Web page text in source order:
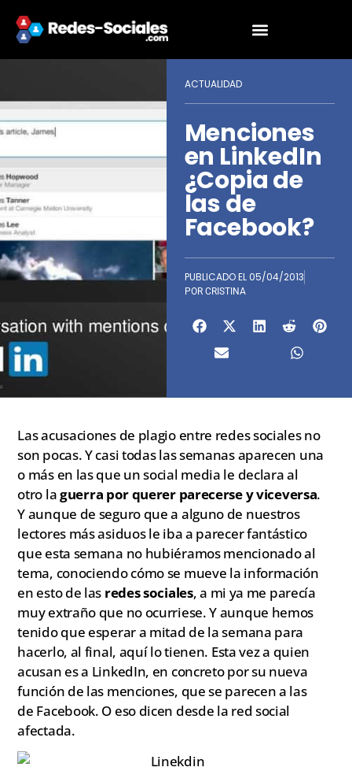
ACTUALIDAD
Menciones
en LinkedIn
¿Copia de
las de
Facebook?
PUBLICADO EL 05/04/2013
POR CRISTINA
Las acusaciones de plagio entre redes sociales no
son pocas. Y casi todas las semanas aparecen una
o más en las que un social media le declara al
otro laguerra por querer parecerse y viceversa.
Y aunque de seguro que a alguno de nuestros
lectores más asiduos le iba a parecer fantástico
que esta semana no hubiéramos mencionado al
tema, conociendo cómo se mueve la información
en esto de las redes sociales, a mi ya me parecía
muy extraño que no ocurriese. Y aunque hemos
tenido que esperar a mitad de la semana para
hacerlo, al final, aquí lo tienen. Esta vez a quien
acusan es a LinkedIn, en concreto por su nueva
función de las menciones, que se parecen a las
de Facebook. O eso dicen desde la red social
afectada.